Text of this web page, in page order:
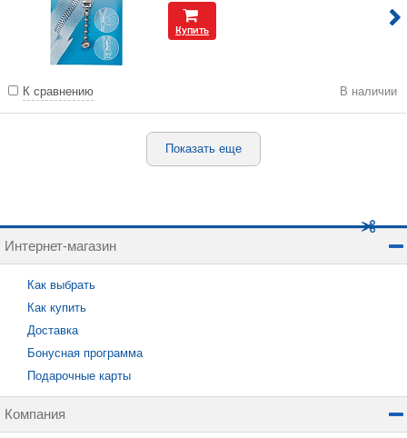
Купить
К сравнению В наличии
Показать еще
Интернет-магазин
Как выбрать
Как купить
Доставка
Бонусная программа
Подарочные карты
Компания